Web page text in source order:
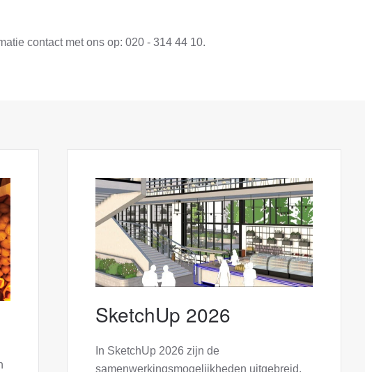
contact met ons op: 020 - 314 44 10.
SketchUp 2026
In SketchUp 2026 zijn de
samenwerkingsmogelijkheden uitgebreid.